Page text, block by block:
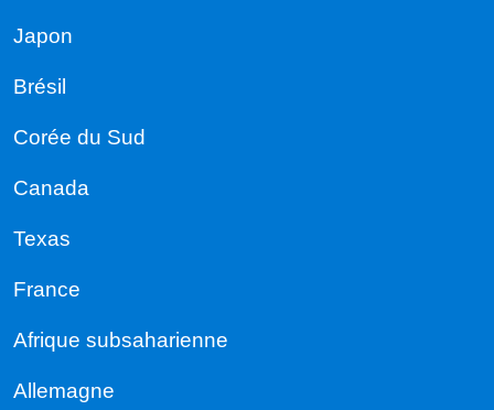
Japon
Brésil
Corée du Sud
Canada
Texas
France
Afrique subsaharienne
Allemagne